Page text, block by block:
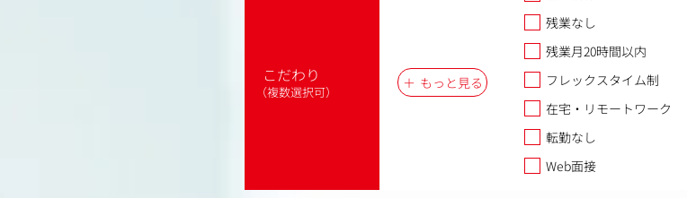
こだわり
（複数選択可）
もっと見る
残業なし
残業月20時間以内
フレックスタイム制
在宅・リモートワーク
転勤なし
Web面接